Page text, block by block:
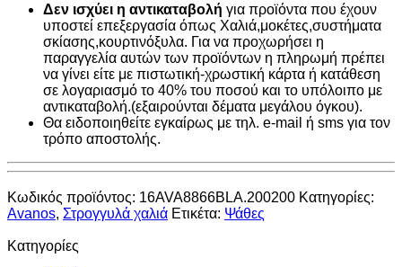
Δεν ισχύει η αντικαταβολή για προϊόντα που έχουν
υποστεί επεξεργασία όπως Χαλιά,μοκέτες,συστήματα
σκίασης,κουρτινόξυλα. Για να προχωρήσει η
παραγγελία αυτών των προϊόντων η πληρωμή πρέπει
να γίνει είτε με πιστωτική-χρωστική κάρτα ή κατάθεση
σε λογαριασμό το 40% του ποσού και το υπόλοιπο με
αντικαταβολή.(εξαιρούνται δέματα μεγάλου όγκου).
Θα ειδοποιηθείτε εγκαίρως με τηλ. e-mail ή sms για τον
τρόπο αποστολής.
Κωδικός προϊόντος: 16AVA8866BLA.200200 Κατηγορίες:
Avanos, Στρογγυλά χαλιά Ετικέτα: Ψάθες
Κατηγορίες